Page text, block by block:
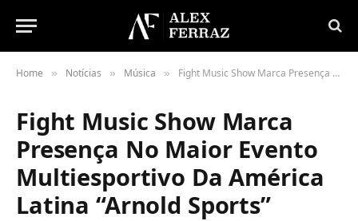
Home » Notícias » Música » Fight Music Show Marca Presença No Maior Evento Multiesportivo Da América Latina “Arnold Sports”
Fight Music Show Marca
Presença No Maior Evento
Multiesportivo Da América
Latina “Arnold Sports”